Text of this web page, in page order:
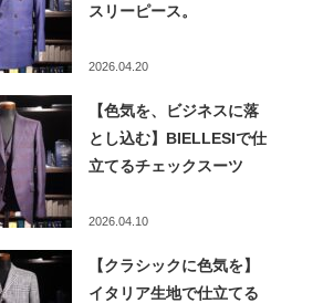
スリーピース。
2026.04.20
【色気を、ビジネスに落
とし込む】BIELLESIで仕
立てるチェックスーツ
2026.04.10
【クラシックに色気を】
イタリア生地で仕立てる